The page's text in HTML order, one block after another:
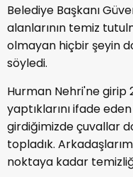
Belediye Başkanı
alanlarının temiz
olmayan hiçbir şeyin
söyledi.
Hurman Nehri'ne
yaptıklarını ifade
girdiğimizde çuvallar
topladık.
noktaya kadar